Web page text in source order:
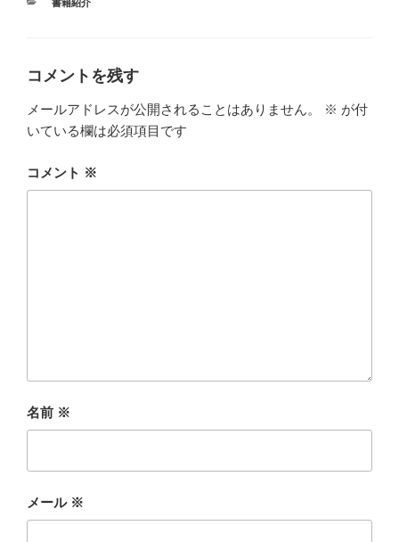
書籍紹介
コメントを残す
メールアドレスが公開されることはありません。 ※ が付
いている欄は必須項目です
コメント ※
名前 ※
メール ※